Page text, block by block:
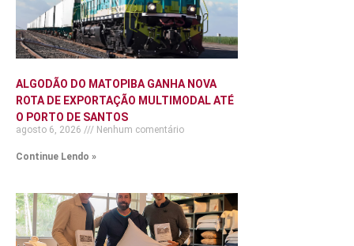
ALGODÃO DO MATOPIBA GANHA NOVA
ROTA DE EXPORTAÇÃO MULTIMODAL ATÉ
O PORTO DE SANTOS
agosto 6, 2026 Nenhum comentário
Continue Lendo »